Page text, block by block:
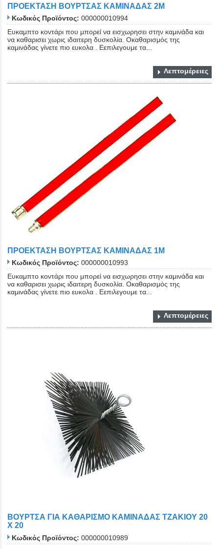
ΠΡΟΕΚΤΑΣΗ ΒΟΥΡΤΣΑΣ ΚΑΜΙΝΑΔΑΣ 2Μ
Κωδικός Προϊόντος: 000000010994
Ευκαμπτο κοντάρι που μπορεί να εισχωρησει στην καμινάδα και
να καθαρισει χωρις ιδαιτερη δυσκολία. Οκαθαρισμός της
καμινάδας γίνετε πιο ευκολα . Εεπιλεγουμε τα...
Λεπτομέρειες
ΠΡΟΕΚΤΑΣΗ ΒΟΥΡΤΣΑΣ ΚΑΜΙΝΑΔΑΣ 1Μ
Κωδικός Προϊόντος: 000000010993
Ευκαμπτο κοντάρι που μπορεί να εισχωρησει στην καμινάδα και
να καθαρισει χωρις ιδαιτερη δυσκολία. Οκαθαρισμός της
καμινάδας γίνετε πιο ευκολα . Εεπιλεγουμε τα...
Λεπτομέρειες
ΒΟΥΡΤΣΑ ΓΙΑ ΚΑΘΑΡΙΣΜΟ ΚΑΜΙΝΑΔΑΣ ΤΖΑΚΙΟΥ 20
Χ 20
Κωδικός Προϊόντος: 000000010989